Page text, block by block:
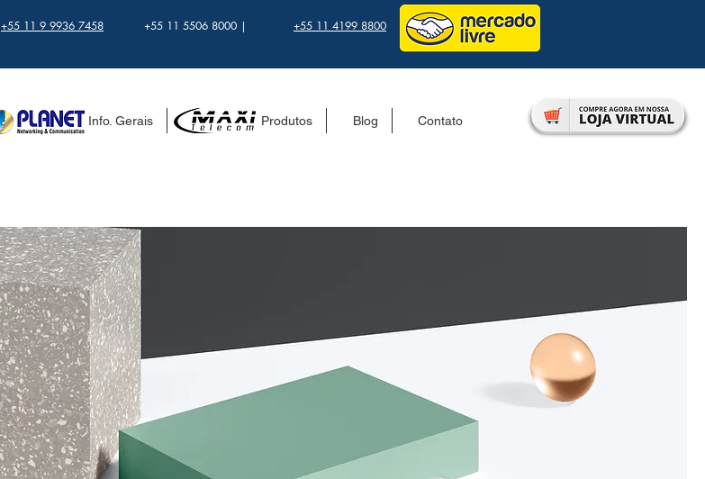
+55 11 5506 8000 | +55 11 4199 8800
+55 11 9 9936 7458
..................... Info. Gerais .................. Produtos Blog Contato